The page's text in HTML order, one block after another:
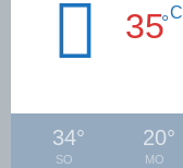
35°C
34°
SO
20°
MO